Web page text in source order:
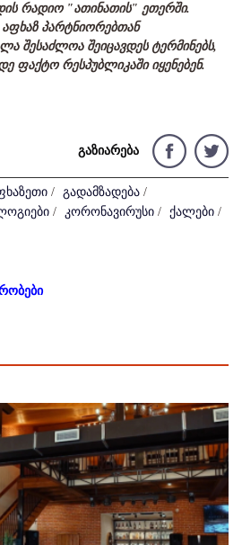
რადიო "ათინათის" ეთერში.
პარტნიორებთან
შესაძლოა შეიცავდეს ტერმინებს,
ფაქტო რესპუბლიკაში იყენებენ.
გაზიარება
/ გადამზადება /
/ კორონავირუსი / ქალები /